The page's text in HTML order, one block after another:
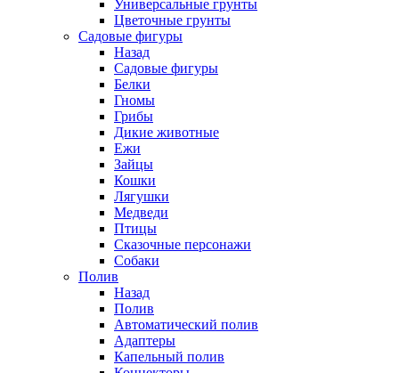
Универсальные грунты
Цветочные грунты
Садовые фигуры
Назад
Садовые фигуры
Белки
Гномы
Грибы
Дикие животные
Ежи
Зайцы
Кошки
Лягушки
Медведи
Птицы
Сказочные персонажи
Собаки
Полив
Назад
Полив
Автоматический полив
Адаптеры
Капельный полив